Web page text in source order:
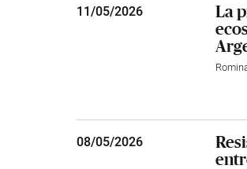
11/05/2026
La
08/05/2026